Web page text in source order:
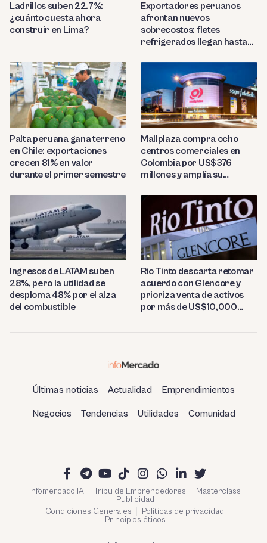
Ladrillos suben 22.7%:
¿cuánto cuesta ahora
construir en Lima?
Exportadores peruanos
afrontan nuevos
sobrecostos: fletes
refrigerados llegan hasta
Palta peruana gana terreno
en Chile: exportaciones
crecen 81% en valor
durante el primer semestre
Mallplaza compra ocho
centros comerciales en
Colombia por US$376
millones y amplía su
Ingresos de LATAM suben
28%, pero la utilidad se
desploma 48% por el alza
del combustible
Rio Tinto descarta retomar
acuerdo con Glencore y
prioriza venta de activos
por más de US$10,000
Últimas noticias Actualidad Emprendimientos
Negocios Tendencias Utilidades Comunidad
Infomercado IA Tribu de Emprendedores
Masterclass
Publicidad
Condiciones Generales
Políticas de privacidad
Principios éticos